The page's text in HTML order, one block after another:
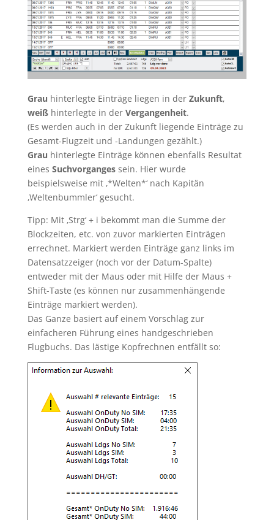
Grau hinterlegte Einträge liegen in der Zukunft,
weißhinterlegte in der Vergangenheit.
(Es werden auch in der Zukunft liegende Einträge zu
Gesamt-Flugzeit und -Landungen gezählt.)
Grau hinterlegte Einträge können ebenfalls Resultat
eines Suchvorgangessein. Hier wurde
beispielsweise mit ‚*Welten*‘ nach Kapitän
‚Weltenbummler‘ gesucht.
Tipp: Mit ‚Strg‘ + i bekommt man die Summe der
Blockzeiten, etc. von zuvor markierten Einträgen
errechnet. Markiert werden Einträge ganz links im
Datensatzzeiger (noch vor der Datum-Spalte)
entweder mit der Maus oder mit Hilfe der Maus +
Shift-Taste (es können nur zusammenhängende
Einträge markiert werden).
Das Ganze basiert auf einem Vorschlag zur
einfacheren Führung eines handgeschrieben
Flugbuchs. Das lästige Kopfrechnen entfällt so: